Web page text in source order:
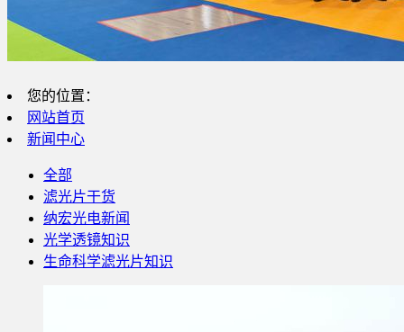
您的位置：
网站首页
新闻中心
全部
滤光片干货
纳宏光电新闻
光学透镜知识
生命科学滤光片知识